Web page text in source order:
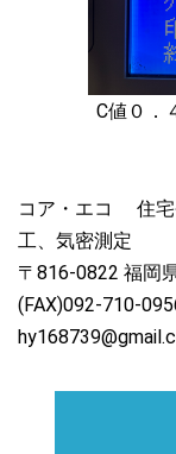
C値０．
コア・エコ 住宅
工、気密測定
〒816-0822 福岡
(FAX)092-710-